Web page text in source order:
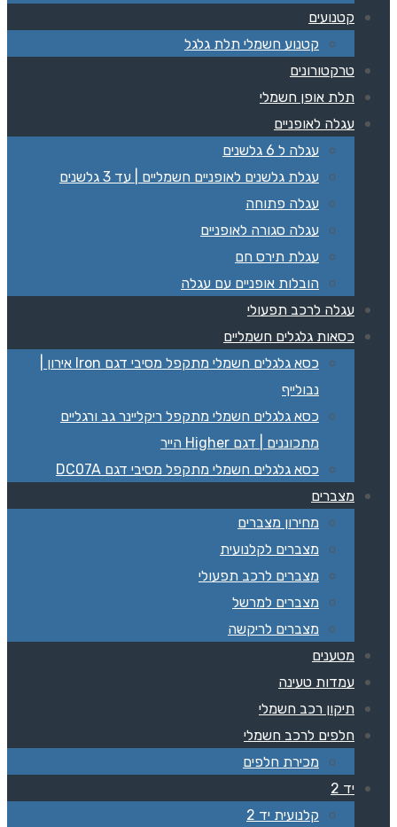
קטנועים
קטנוע חשמלי תלת גלגל
טרקטורונים
תלת אופן חשמלי
עגלה לאופניים
עגלה ל 6 גלשנים
עגלת גלשנים לאופניים חשמליים | עד 3 גלשנים
עגלה פתוחה
עגלה סגורה לאופניים
עגלת תירס חם
הובלות אופניים עם עגלה
עגלה לרכב תפעולי
כסאות גלגלים חשמליים
כסא גלגלים חשמלי מתקפל מסיבי דגם Iron אירון |
נבולייף
כסא גלגלים חשמלי מתקפל ריקליינר גב ורגליים
מתכוננים | דגם Higher הייר
כסא גלגלים חשמלי מתקפל מסיבי דגם DC07A
מצברים
מחירון מצברים
מצברים לקלנועית
מצברים לרכב תפעולי
מצברים למרשל
מצברים לריקשה
מטענים
עמדות טעינה
תיקון רכב חשמלי
חלפים לרכב חשמלי
מכירת חלפים
יד 2
קלנועית יד 2